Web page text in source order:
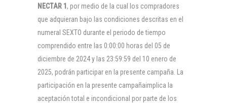
NECTAR 1 , por medio de la cual los compradores
que adquieran bajo las condiciones descritas en el
numeral SEXTO durante el periodo de tiempo
comprendido entre las 0:00:00 horas del 05 de
diciembre de 2024 y las 23:59:59 del 10 enero de
2025, podrán participar en la presente campaña. La
participación en la presente campañaimplica la
aceptación total e incondicional por parte de los